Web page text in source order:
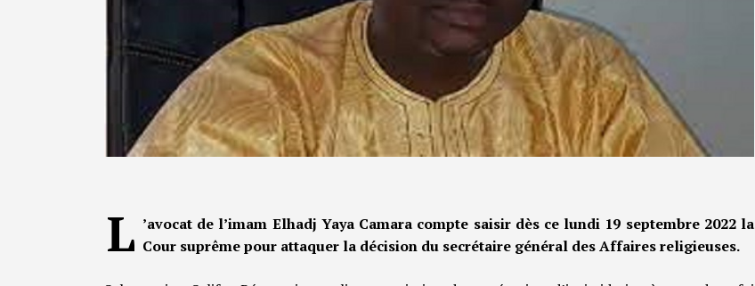
L ’avocat de l’imam Elhadj Yaya Camara compte saisir dès ce lundi 19 septembre 2022 la
Cour suprême pour attaquer la décision du secrétaire général des Affaires religieuses.